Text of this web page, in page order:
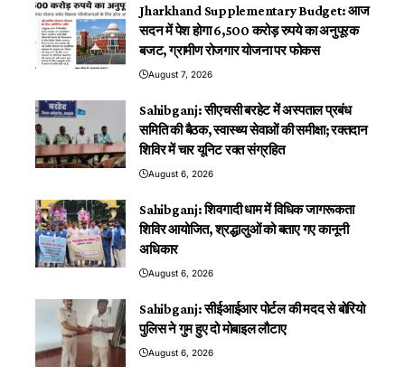
Jharkhand Supplementary Budget: आज
सदन में पेश होगा 6,500 करोड़ रुपये का अनुपूरक
बजट, ग्रामीण रोजगार योजना पर फोकस
August 7, 2026
Sahibganj: सीएचसी बरहेट में अस्पताल प्रबंध
समिति की बैठक, स्वास्थ्य सेवाओं की समीक्षा; रक्तदान
शिविर में चार यूनिट रक्त संग्रहित
August 6, 2026
Sahibganj: शिवगादी धाम में विधिक जागरूकता
शिविर आयोजित, श्रद्धालुओं को बताए गए कानूनी
अधिकार
August 6, 2026
Sahibganj: सीईआईआर पोर्टल की मदद से बोरियो
पुलिस ने गुम हुए दो मोबाइल लौटाए
August 6, 2026